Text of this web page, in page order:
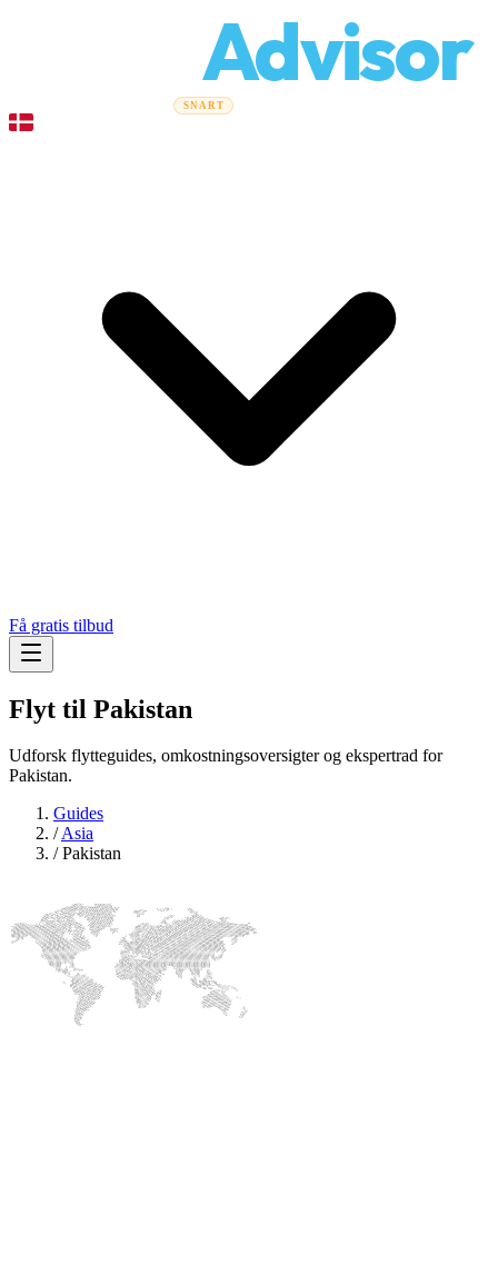
Advisor
Flyttefirmaer SNART
Få gratis tilbud
Flyt til Pakistan
Udforsk flytteguides, omkostningsoversigter og ekspertrad for
Pakistan.
Guides
/Asia
/Pakistan